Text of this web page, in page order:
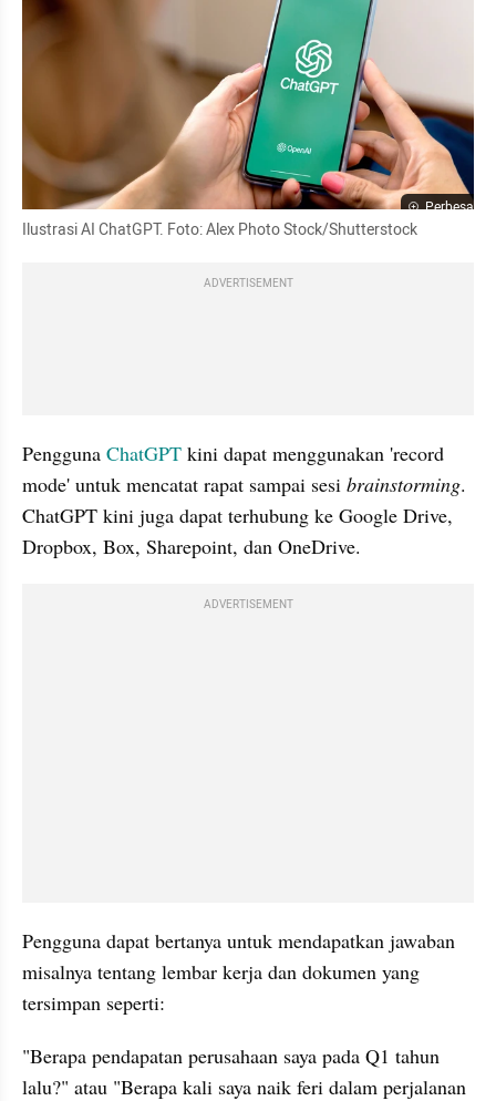
Perbesar
Ilustrasi AI ChatGPT. Foto: Alex Photo Stock/Shutterstock
ADVERTISEMENT
Pengguna ChatGPT kini dapat menggunakan 'record
mode' untuk mencatat rapat sampai sesi brainstorming.
ChatGPT kini juga dapat terhubung ke Google Drive,
Dropbox, Box, Sharepoint, dan OneDrive.
ADVERTISEMENT
Pengguna dapat bertanya untuk mendapatkan jawaban
misalnya tentang lembar kerja dan dokumen yang
tersimpan seperti:
"Berapa pendapatan perusahaan saya pada Q1 tahun
lalu?" atau "Berapa kali saya naik feri dalam perjalanan